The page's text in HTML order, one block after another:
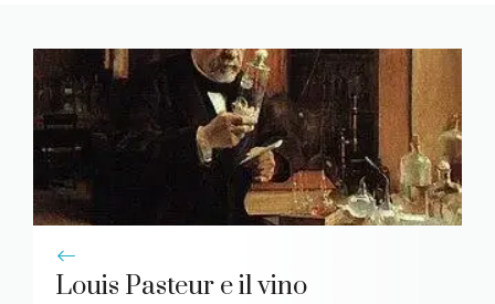
Louis Pasteur e il vino